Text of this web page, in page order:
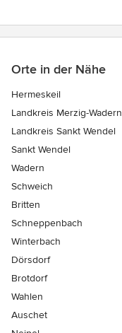
Orte in der Nähe
Hermeskeil
Landkreis Merzig-Wadern
Landkreis Sankt Wendel
Sankt Wendel
Wadern
Schweich
Britten
Schneppenbach
Winterbach
Dörsdorf
Brotdorf
Wahlen
Auschet